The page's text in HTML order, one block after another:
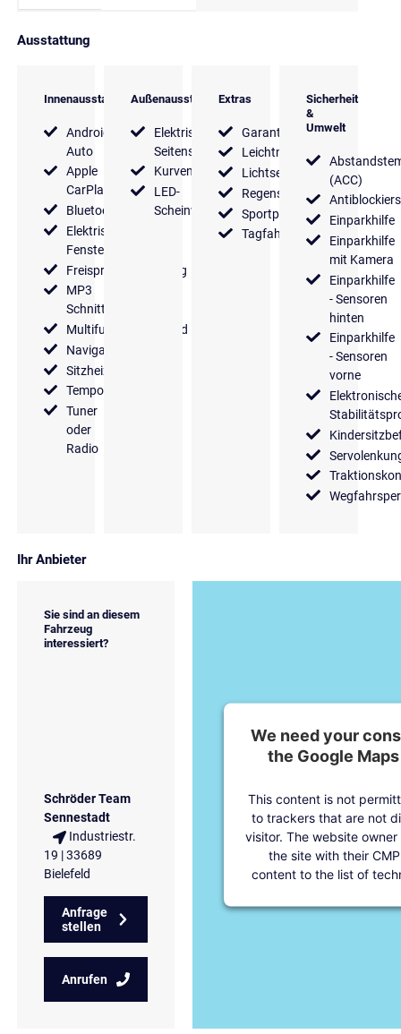
Ausstattung
Innenausstattung
Android
Auto
Apple
CarPlay
Bluetooth
Elektrische
Fensterheber
Freisprecheinrichtung
MP3
Schnittstelle
Multifunktionslenkrad
Navigationssystem
Sitzheizung
Tempomat
Tuner
oder
Radio
Außenausstattung
Elektrische
Seitenspiegel
Kurvenlicht
LED-
Scheinwerfer
Extras
Garantie
Leichtmetallfelgen
Lichtsensor
Regensensor
Sportpaket
Tagfahrlicht
Sicherheit
&
Umwelt
(ACC)
Einparkhilfe
Einparkhilfe
mit Kamera
Einparkhilfe
- Sensoren
hinten
Einparkhilfe
- Sensoren
vorne
Ihr Anbieter
Sie sind an diesem
Fahrzeug
interessiert?
Schröder Team
Sennestadt
Industriestr.
19 | 33689
Bielefeld
Anfrage
stellen
Anrufen
We need your
the Google
This content is not
to trackers that are not
visitor. The website
the site with their
content to the list of